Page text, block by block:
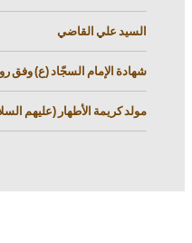
السيد علي القاضي
شهادة الإمام السجّاد (ع) وفق
مولد كريمة الأطهار (عليهم